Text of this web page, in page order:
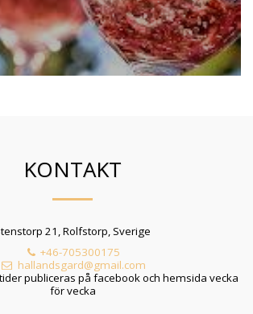
KONTAKT
21, Rolfstorp, Sverige
+46-705300175
hallandsgard@gmail.com
publiceras på facebook och hemsida vecka
för vecka